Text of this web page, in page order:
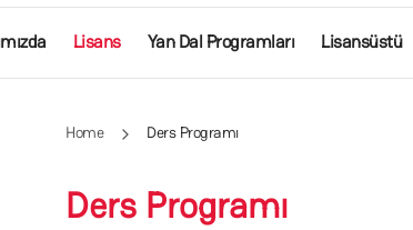
Lisans Yan Dal Programları Lisansüstü
Home Ders Programı
Ders Programı